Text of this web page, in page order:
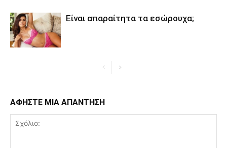
Είναι απαραίτητα τα εσώρουχα;
ΑΦΗΣΤΕ ΜΙΑ ΑΠΑΝΤΗΣΗ